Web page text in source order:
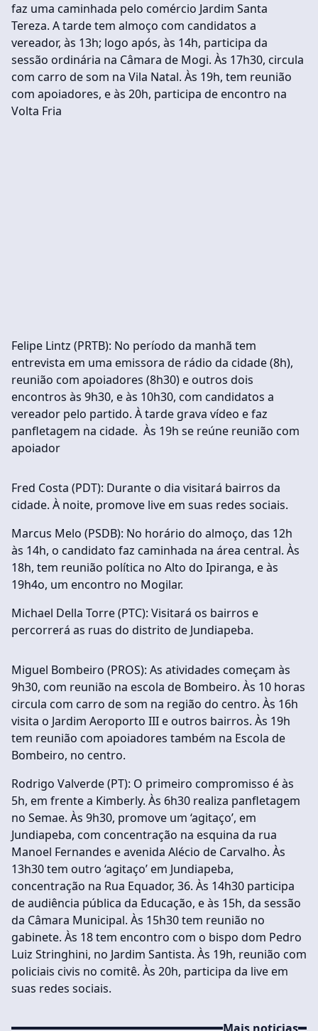
faz uma caminhada pelo comércio Jardim Santa
Tereza. A tarde tem almoço com candidatos a
vereador, às 13h; logo após, às 14h, participa da
sessão ordinária na Câmara de Mogi. Às 17h30, circula
com carro de som na Vila Natal. Às 19h, tem reunião
com apoiadores, e às 20h, participa de encontro na
Volta Fria
Felipe Lintz (PRTB): No período da manhã tem
entrevista em uma emissora de rádio da cidade (8h),
reunião com apoiadores (8h30) e outros dois
encontros às 9h30, e às 10h30, com candidatos a
vereador pelo partido. À tarde grava vídeo e faz
panfletagem na cidade. Às 19h se reúne reunião com
apoiador
Fred Costa (PDT): Durante o dia visitará bairros da
cidade. À noite, promove live em suas redes sociais.
Marcus Melo (PSDB): No horário do almoço, das 12h
às 14h, o candidato faz caminhada na área central. Às
18h, tem reunião política no Alto do Ipiranga, e às
19h4o, um encontro no Mogilar.
Michael Della Torre (PTC): Visitará os bairros e
percorrerá as ruas do distrito de Jundiapeba.
Miguel Bombeiro (PROS): As atividades começam às
9h30, com reunião na escola de Bombeiro. Às 10 horas
circula com carro de som na região do centro. Às 16h
visita o Jardim Aeroporto III e outros bairros. Às 19h
tem reunião com apoiadores também na Escola de
Bombeiro, no centro.
Rodrigo Valverde (PT): O primeiro compromisso é às
5h, em frente a Kimberly. Às 6h30 realiza panfletagem
no Semae. Às 9h30, promove um ‘agitaço’, em
Jundiapeba, com concentração na esquina da rua
Manoel Fernandes e avenida Alécio de Carvalho. Às
13h30 tem outro ‘agitaço’ em Jundiapeba,
concentração na Rua Equador, 36. Às 14h30 participa
de audiência pública da Educação, e às 15h, da sessão
da Câmara Municipal. Às 15h30 tem reunião no
gabinete. Às 18 tem encontro com o bispo dom Pedro
Luiz Stringhini, no Jardim Santista. Às 19h, reunião com
policiais civis no comitê. Às 20h, participa da live em
suas redes sociais.